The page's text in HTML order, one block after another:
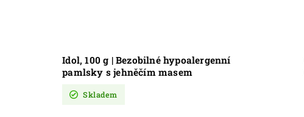
Idol, 100 g | Bezobilné hypoalergenní
pamlsky s jehněčím masem
Skladem